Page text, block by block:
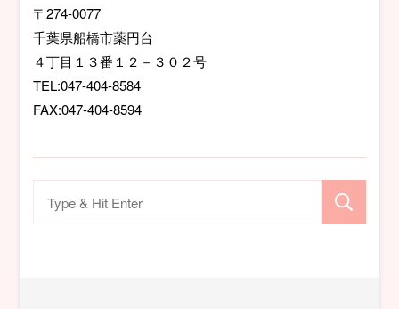
〒274-0077
千葉県船橋市薬円台
４丁目１３番１２－３０２号
TEL:047-404-8584
FAX:047-404-8594